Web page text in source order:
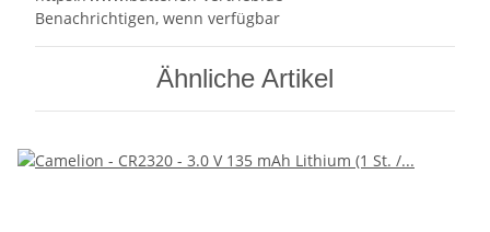
Benachrichtigen, wenn verfügbar
Ähnliche Artikel